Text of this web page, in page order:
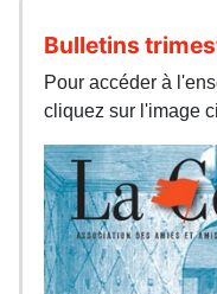
Bulletins
Pour accéder à
cliquez sur l'image